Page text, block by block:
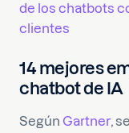
de los chatbots
clientes
14 mejores
chatbot de IA
Según Gartner,